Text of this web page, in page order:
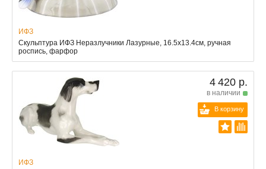
ИФЗ
Скульптура ИФЗ Неразлучники Лазурные, 16.5x13.4см, ручная
роспись, фарфор
4 420 р.
в наличии
В корзину
ИФЗ